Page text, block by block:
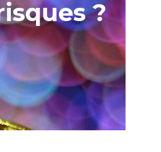
?